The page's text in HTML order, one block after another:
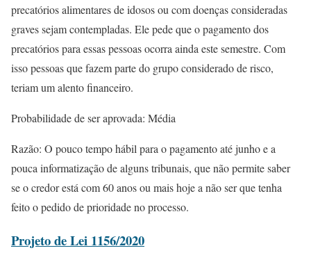
precatórios alimentares de idosos ou com doenças consideradas
graves sejam contempladas. Ele pede que o pagamento dos
precatórios para essas pessoas ocorra ainda este semestre. Com
isso pessoas que fazem parte do grupo considerado de risco,
teriam um alento financeiro.
Probabilidade de ser aprovada: Média
Razão: O pouco tempo hábil para o pagamento até junho e a
pouca informatização de alguns tribunais, que não permite saber
se o credor está com 60 anos ou mais hoje a não ser que tenha
feito o pedido de prioridade no processo.
Projeto de Lei 1156/2020